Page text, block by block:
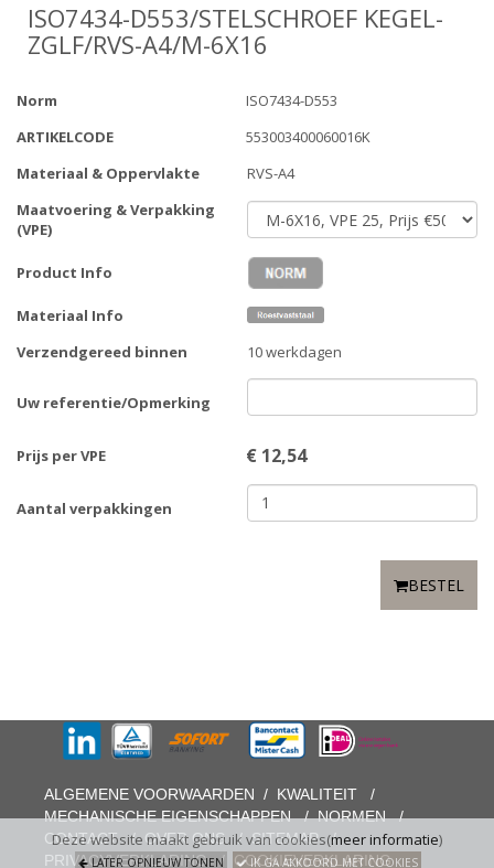
ISO7434-D553/STELSCHROEF KEGEL-
ZGLF/RVS-A4/M-6X16
Norm
ISO7434-D553
ARTIKELCODE
553003400060016K
Materiaal & Oppervlakte
RVS-A4
Maatvoering & Verpakking
(VPE)
Product Info
Materiaal Info
Verzendgereed binnen
10 werkdagen
Uw referentie/Opmerking
Prijs per VPE € 12,54
Aantal verpakkingen
BESTEL
Deze website maakt gebruik van cookies(meer informatie)
LATER OPNIEUW TONEN IK GA AKKOORD MET COOKIES
ALGEMENE VOORWAARDEN / KWALITEIT
/
MECHANISCHE EIGENSCHAPPEN/NORMEN/
CONTACT/OVER ONS/SITEMAP/
PRIVACYVERKLARING/ COOKIEVERKLARING